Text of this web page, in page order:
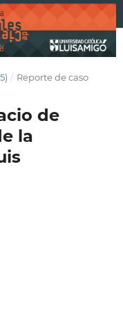
/ Reporte de caso
de
la